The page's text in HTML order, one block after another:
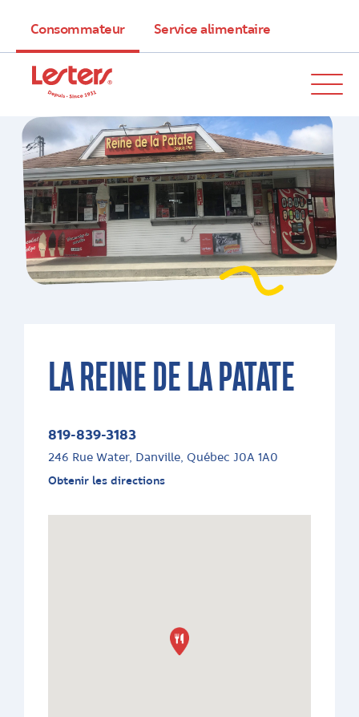
Consommateur Service alimentaire
LA REINE DE LA PATATE
819-839-3183
246 Rue Water, Danville, Québec J0A 1A0
Obtenir les directions